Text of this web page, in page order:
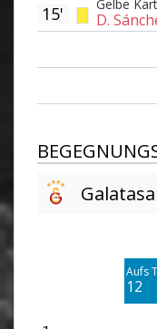
Gelbe
D.
15'
Aufs
12